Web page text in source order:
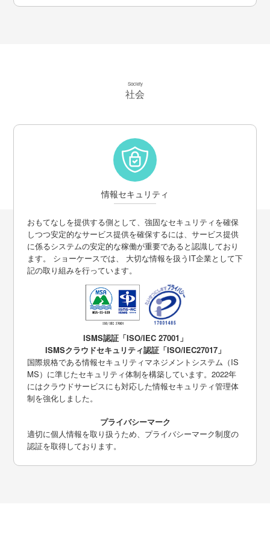
社会
Society
情報セキュリティ
おもてなしを提供する側として、強固なセキュリティを確保
しつつ安定的なサービス提供を確保するには、サービス提供
に係るシステムの安定的な稼働が重要であると認識しており
ます。 ショーケースでは、 大切な情報を扱うIT企業として下
記の取り組みを行っています。
ISMS認証「ISO/IEC 27001」
ISMSクラウドセキュリティ認証「ISO/IEC27017」
国際規格である情報セキュリティマネジメントシステム（IS
MS）に準じたセキュリティ体制を構築しています。2022年
にはクラウドサービスにも対応した情報セキュリティ管理体
制を強化しました。
プライバシーマーク
適切に個人情報を取り扱うため、プライバシーマーク制度の
認証を取得しております。